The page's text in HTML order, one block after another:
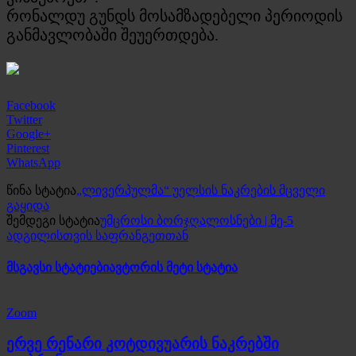
რონალდუ გუნდს მოსამზადებელი პერიოდის
განმავლობაში შეუერთდება.
Facebook
Twitter
Google+
Pinterest
WhatsApp
წინა სტატია„ლივერპულმა“ უელსის ნაკრების მცველი
გაყიდა
შემდეგი სტატიაუმცროსი ბორჯღალოსნები | მე-5
ადგილისთვის საფრანგეთთან
მსგავსი სტატიებიავტორის მეტი სტატია
Zoom
ერვე რენარი კოტდივუარის ნაკრებში